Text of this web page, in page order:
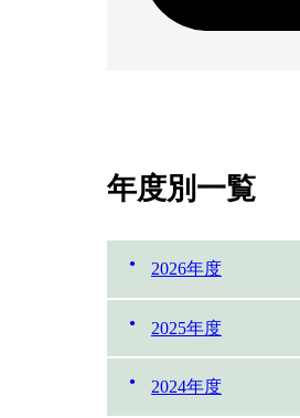
年度別一覧
2026年度
2025年度
2024年度